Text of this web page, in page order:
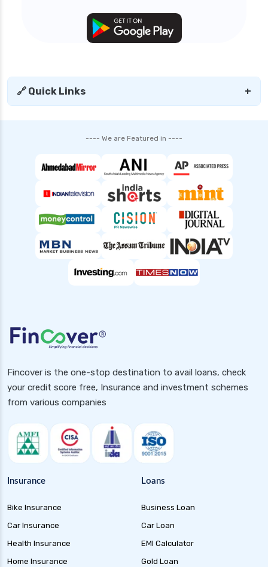
🔗 Quick Links +
---- We are Featured in ----
Fincover is the one-stop destination to avail loans, check
your credit score free, Insurance and investment schemes
from various companies
Insurance
Bike Insurance
Car Insurance
Health Insurance
Home Insurance
Loans
Business Loan
Car Loan
EMI Calculator
Gold Loan